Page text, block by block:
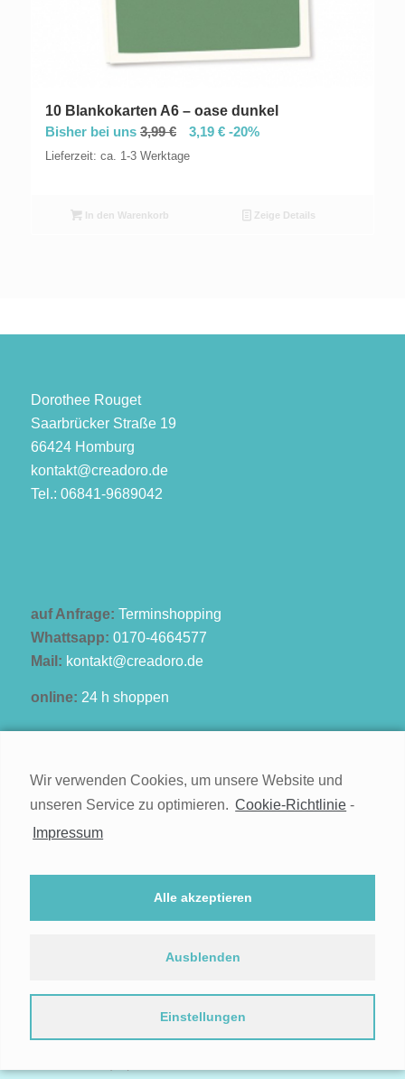
10 Blankokarten A6 – oase dunkel
Bisher bei uns 3,99€ 3,19 €-20%
Lieferzeit: ca. 1-3 Werktage
In den Warenkorb Zeige Details
Dorothee Rouget
Saarbrücker Straße 19
66424 Homburg
kontakt@creadoro.de
Tel.: 06841-9689042
auf Anfrage: Terminshopping
Whattsapp: 0170-4664577
Mail: kontakt@creadoro.de
online: 24 h shoppen
Widerruf
Wir verwenden Cookies, um unsere Website und
unseren Service zu optimieren. Cookie-Richtlinie -
Impressum
Alle akzeptieren
Ausblenden
Einstellungen